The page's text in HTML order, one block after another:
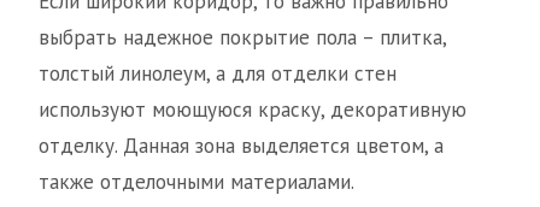
выбрать надежное покрытие пола – плитка,
толстый линолеум, а для отделки стен
используют моющуюся краску, декоративную
отделку. Данная зона выделяется цветом, а
также отделочными материалами.